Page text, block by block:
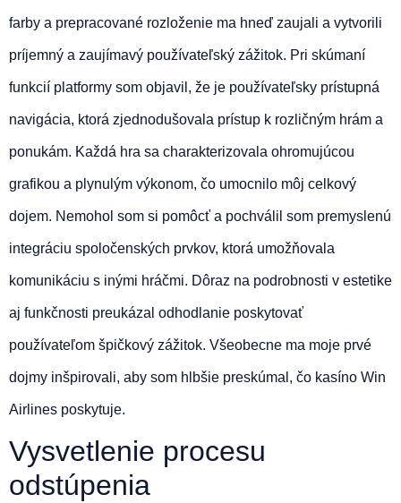
farby a prepracované rozloženie ma hneď zaujali a vytvorili
príjemný a zaujímavý používateľský zážitok. Pri skúmaní
funkcií platformy som objavil, že je používateľsky prístupná
navigácia, ktorá zjednodušovala prístup k rozličným hrám a
ponukám. Každá hra sa charakterizovala ohromujúcou
grafikou a plynulým výkonom, čo umocnilo môj celkový
dojem. Nemohol som si pomôcť a pochválil som premyslenú
integráciu spoločenských prvkov, ktorá umožňovala
komunikáciu s inými hráčmi. Dôraz na podrobnosti v estetike
aj funkčnosti preukázal odhodlanie poskytovať
používateľom špičkový zážitok. Všeobecne ma moje prvé
dojmy inšpirovali, aby som hlbšie preskúmal, čo kasíno Win
Airlines poskytuje.
Vysvetlenie procesu
odstúpenia